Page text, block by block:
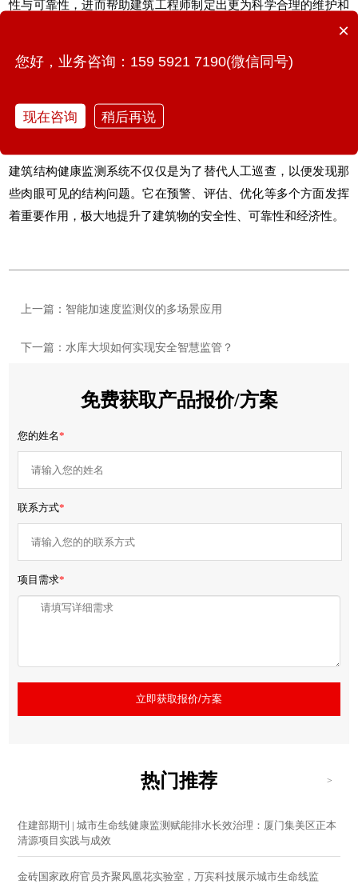
性与可靠性，进而帮助建筑工程师制定出更为科学合理的维护和
3.在紧急情况下建筑结构健康监测系统可以立即发出警报，例如
免可能发生的结构损害或倒塌事故。这种即时响应机制对于保障
人民生命财产安全至关重要。
建筑结构健康监测系统不仅仅是为了替代人工巡查，以便发现那
些肉眼可见的结构问题。它在预警、评估、优化等多个方面发挥
着重要作用，极大地提升了建筑物的安全性、可靠性和经济性。
上一篇：智能加速度监测仪的多场景应用
下一篇：水库大坝如何实现安全智慧监管？
免费获取产品报价/方案
您的姓名*
联系方式*
项目需求*
立即获取报价/方案
热门推荐 >
住建部期刊 | 城市生命线健康监测赋能排水长效治理：厦门集美区正本
清源项目实践与成效
金砖国家政府官员齐聚凤凰花实验室，万宾科技展示城市生命线监
×
您好，业务咨询：159 5921 7190(微信同号)
现在咨询 稍后再说